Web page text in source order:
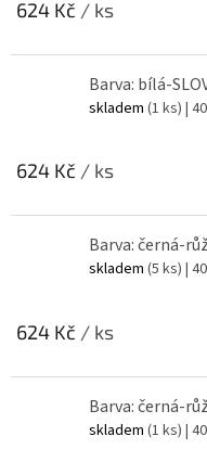
624 Kč / ks
Barva: bílá-
skladem (1 ks) |
624 Kč / ks
Barva: černá-
skladem (5 ks) |
624 Kč / ks
Barva: černá-
skladem (1 ks) |